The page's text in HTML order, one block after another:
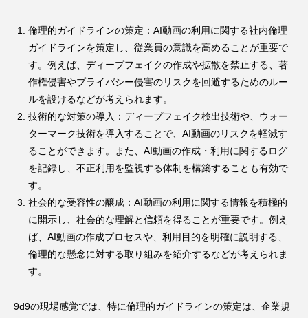
倫理的ガイドラインの策定：AI動画の利用に関する社内倫理
ガイドラインを策定し、従業員の意識を高めることが重要で
す。例えば、ディープフェイクの作成や拡散を禁止する、著
作権侵害やプライバシー侵害のリスクを回避するためのルー
ルを設けるなどが考えられます。
技術的な対策の導入：ディープフェイク検出技術や、ウォー
ターマーク技術を導入することで、AI動画のリスクを軽減す
ることができます。また、AI動画の作成・利用に関するログ
を記録し、不正利用を監視する体制を構築することも有効で
す。
社会的な受容性の醸成：AI動画の利用に関する情報を積極的
に開示し、社会的な理解と信頼を得ることが重要です。例え
ば、AI動画の作成プロセスや、利用目的を明確に説明する、
倫理的な懸念に対する取り組みを紹介するなどが考えられま
す。
9d9の現場感覚では、特に倫理的ガイドラインの策定は、企業規